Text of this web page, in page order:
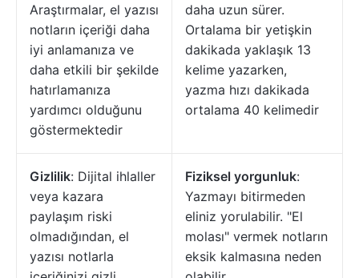
Araştırmalar, el yazısı
notların içeriği daha
iyi anlamanıza ve
daha etkili bir şekilde
hatırlamanıza
yardımcı olduğunu
göstermektedir
daha uzun sürer.
Ortalama bir yetişkin
dakikada yaklaşık 13
kelime yazarken,
yazma hızı dakikada
ortalama 40 kelimedir
Gizlilik: Dijital ihlaller
veya kazara
paylaşım riski
olmadığından, el
yazısı notlarla
Fiziksel yorgunluk:
Yazmayı bitirmeden
eliniz yorulabilir. "El
molası" vermek notların
eksik kalmasına neden